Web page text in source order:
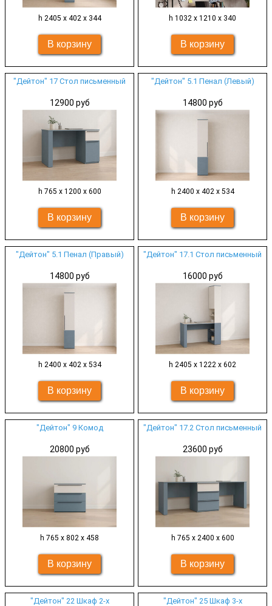
h 2405 х 402 х 344 h 1032 х 1210 х 340
"Дейтон" 17 Стол письменный
12900 руб
h 765 х 1200 х 600
"Дейтон" 5.1 Пенал (Левый)
14800 руб
h 2400 х 402 х 534
"Дейтон" 5.1 Пенал (Правый)
14800 руб
h 2400 х 402 х 534
"Дейтон" 17.1 Стол письменный
16000 руб
h 2405 х 1222 х 602
"Дейтон" 9 Комод
20800 руб
h 765 х 802 х 458
"Дейтон" 17.2 Стол письменный
23600 руб
h 765 х 2400 х 600
"Дейтон" 22 Шкаф 2-х
"Дейтон" 25 Шкаф 3-х